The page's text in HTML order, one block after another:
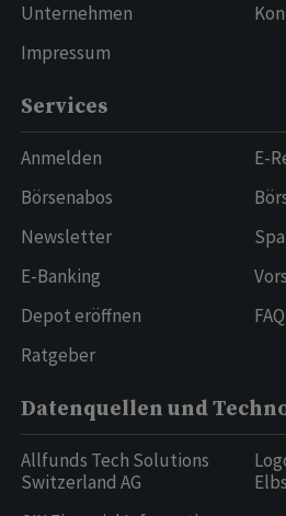
Unternehmen
Impressum
Services
Anmelden
Börsenabos
Newsletter
E-Banking
Depot eröffnen
Ratgeber
E-
FAQ
Datenquellen und
Allfunds Tech Solutions
Switzerland AG